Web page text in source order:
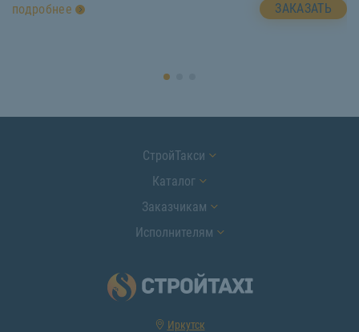
подробнее
ЗАКАЗАТЬ
СтройТакси
Каталог
Заказчикам
Исполнителям
Иркутск